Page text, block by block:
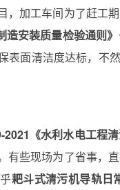
，加工车间为了赶工
安装质量检验通则》
表面清洁度达标，不
2021《水利水电工程
有些现场为了省事，
耙斗式清污机导轨日